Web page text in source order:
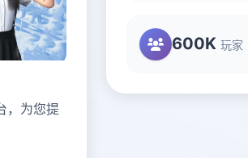
，为您提
600K 玩家